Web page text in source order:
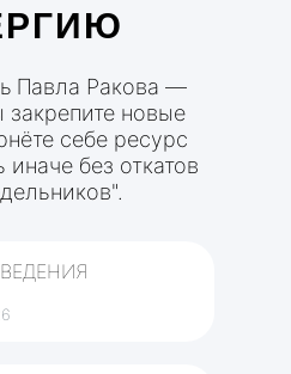
Павла Ракова —
закрепите новые
себе ресурс
иначе без откатов